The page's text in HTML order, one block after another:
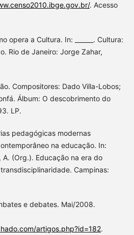
. Acesso
opera a Cultura. In: ______. Cultura:
Rio de Janeiro: Jorge Zahar,
Compositores: Dado Villa-Lobos;
Álbum: O descobrimento do
LP.
pedagógicas modernas
na educação. In:
A. (Org.). Educação na era do
Campinas:
e debates. Mai/2008.
artigos.php?id=182.